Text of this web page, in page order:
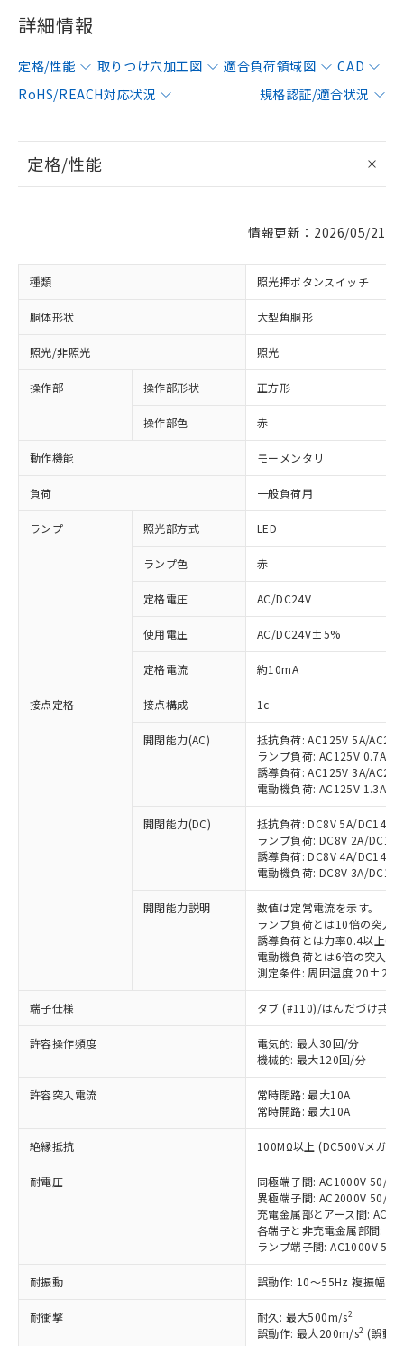
詳細情報
定格/性能 取りつけ穴加工図 適合負荷領域図
CAD
RoHS/REACH対応状況
規格認証/適合状況
定格/性能
情報更新：2026/05/21
種類 照光押ボタンスイッチ
胴体形状 大型角胴形
照光/非照光 照光
操作部 操作部形状 正方形
操作部色 赤
動作機能 モーメンタリ
負荷 一般負荷用
ランプ 照光部方式 LED
ランプ色 赤
定格電圧 AC/DC24V
使用電圧 AC/DC24V±5%
定格電流 約10mA
接点定格 接点構成 1c
開閉能力(AC)
抵抗負荷: AC125V 5A/
ランプ負荷: AC125V 0.7A/
誘導負荷: AC125V 3A/
電動機負荷: AC125V 1.3A/
開閉能力(DC)
抵抗負荷: DC8V 5A/DC14V
ランプ負荷: DC8V 2A/
誘導負荷: DC8V 4A/DC14V
電動機負荷: DC8V 3A/
開閉能力説明
数値は定常電流を示す。
ランプ負荷とは10倍の突入
誘導負荷とは力率0.4以上
電動機負荷とは6倍の突入電
測定条件: 周囲温度 20±2℃
端子仕様 タブ (#110)/はんだづけ共用
許容操作頻度
電気的: 最大30回/分
機械的: 最大120回/分
許容突入電流
常時閉路: 最大10A
常時開路: 最大10A
絶縁抵抗 100MΩ以上 (DC500Vメガ)
耐電圧
同極端子間: AC1000V 50/
異極端子間: AC2000V 50/
充電金属部とアース間:
各端子と非充電金属部間:
ランプ端子間: AC1000V
耐振動 誤動作: 10～55Hz 複振幅
耐衝撃 耐久: 最大500m/s2
誤動作: 最大200m/s2 (誤動
以下の条件をお読みいただき、同意のうえ
本サービスは、当社制御機器事業取扱
商品の当社在庫状況および標準価格
(税抜)を提供させていただくもので
当社制御機器事業取扱商品の中には、
本サービスの対象外となる商品もある
※1 対応状況
対応済み：EU RoHS指令（10物質）の
非含有に対応した製品が提供可能な商品で
対応予定：EU RoHS指令（10物質）の非含
有に対応した製品に切り替える予定のある
商品です。
対応予定なし：EU RoHS指令（10物質）の
非含有に非対応の商品で、対応品を出す予
調査・確認中：EU RoHS指令（10物質）の
非含有の対応状況を調査中または確認中の
非該当品：ライセンス料など無形物で、有
害物質有無と関係のない商品です。
仕入先様の事情により、非含有部品として
いたものが、含有品と判明した場合などや
「○」：最大均質材料含有率が中国RoHSの
基準値以下であることを示します。
「×」：最大均質材料含有率が中国RoHSの
基準値を超えていることを示します。
当社は、これら貴社製品のうち、外国